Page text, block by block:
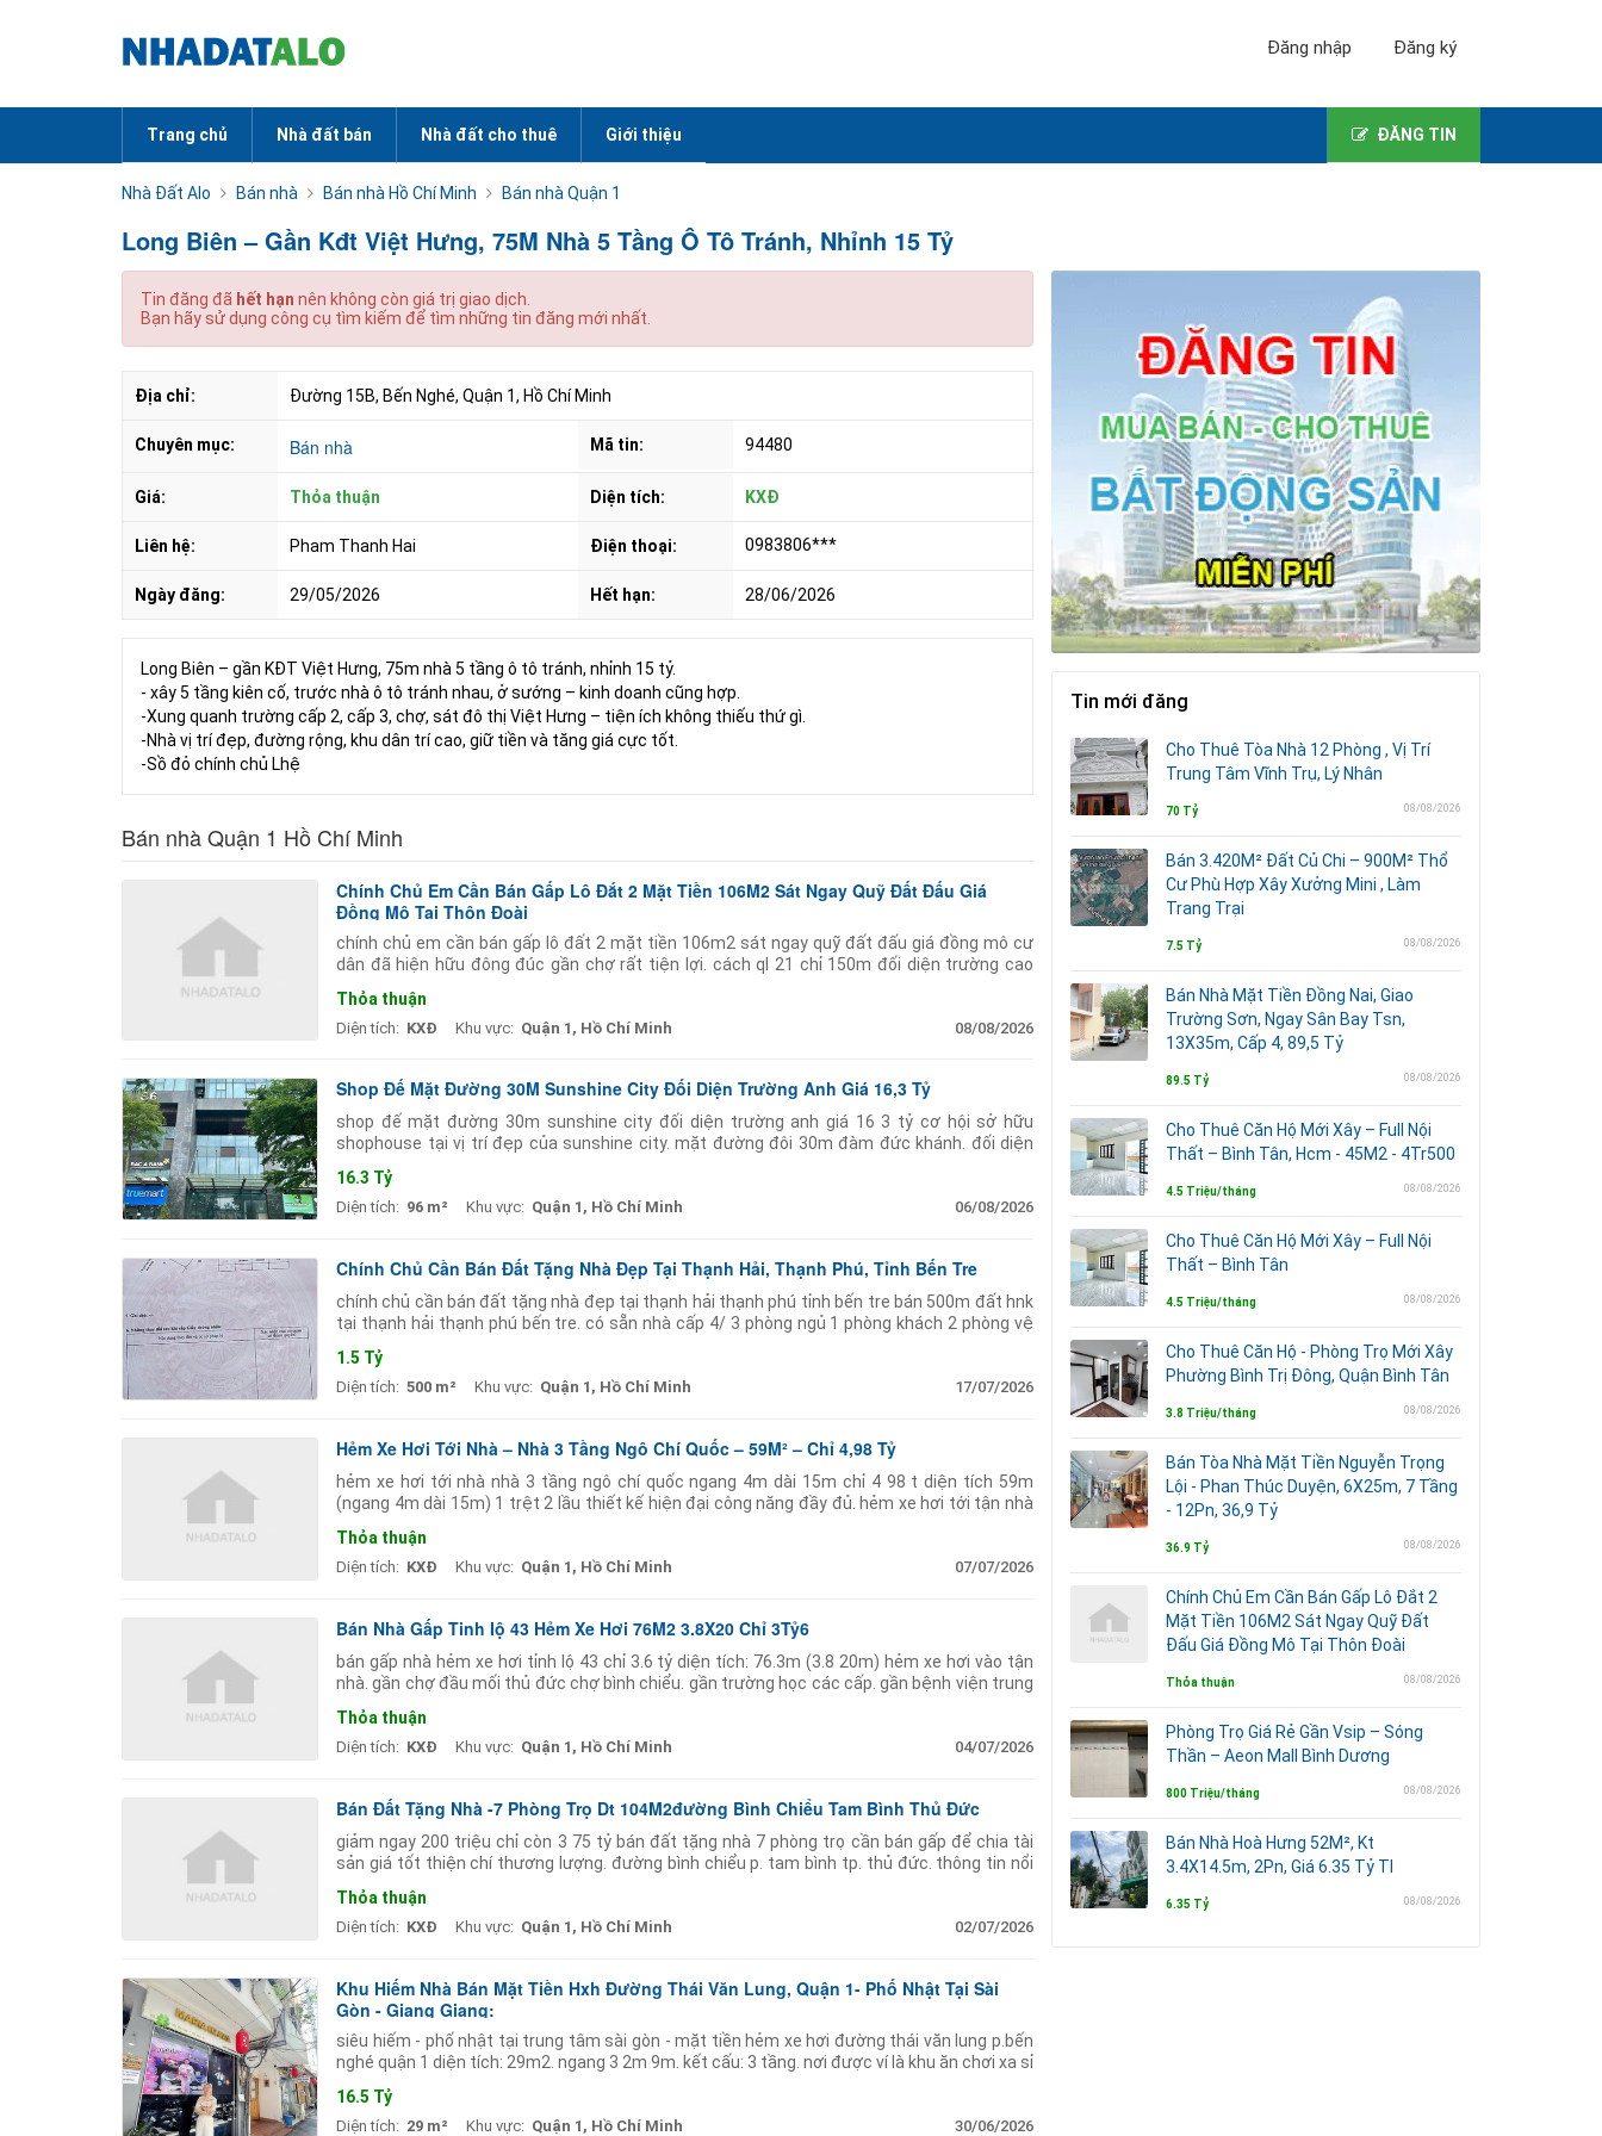
Đăng nhập Đăng ký
Trang chủ Nhà đất bán Nhà đất cho thuê Giới thiệu ĐĂNG TIN
Nhà Đất Alo Bán nhà Bán nhà Hồ Chí Minh Bán nhà Quận 1
Long Biên – Gần Kđt Việt Hưng, 75M Nhà 5 Tầng Ô Tô Tránh, Nhỉnh 15 Tỷ
Tin đăng đã hết hạn nên không còn giá trị giao dịch.
Bạn hãy sử dụng công cụ tìm kiếm để tìm những tin đăng mới nhất.
Địa chỉ: Đường 15B, Bến Nghé, Quận 1, Hồ Chí Minh
Chuyên mục: Bán nhà Mã tin: 94480
Giá: Thỏa thuận Diện tích: KXĐ
Liên hệ: Pham Thanh Hai Điện thoại: 0983806***
Ngày đăng: 29/05/2026 Hết hạn: 28/06/2026
Long Biên – gần KĐT Việt Hưng, 75m nhà 5 tầng ô tô tránh, nhỉnh 15 tỷ.
- xây 5 tầng kiên cố, trước nhà ô tô tránh nhau, ở sướng – kinh doanh cũng hợp.
-Xung quanh trường cấp 2, cấp 3, chợ, sát đô thị Việt Hưng – tiện ích không thiếu thứ gì.
-Nhà vị trí đẹp, đường rộng, khu dân trí cao, giữ tiền và tăng giá cực tốt.
-Sồ đỏ chính chủ Lhệ
Bán nhà Quận 1 Hồ Chí Minh
Chính Chủ Em Cần Bán Gấp Lô Đắt 2 Mặt Tiền 106M2 Sát Ngay Quỹ Đất Đấu Giá
Đồng Mô Tại Thôn Đoài
chính chủ em cần bán gấp lô đất 2 mặt tiền 106m2 sát ngay quỹ đất đấu giá đồng mô cư
dân đã hiện hữu đông đúc gần chợ rất tiện lợi. cách ql 21 chỉ 150m đối diện trường cao
Thỏa thuận
Diện tích: KXĐ Khu vực: Quận 1, Hồ Chí Minh 08/08/2026
Shop Đế Mặt Đường 30M Sunshine City Đối Diện Trường Anh Giá 16,3 Tỷ
shop đế mặt đường 30m sunshine city đối diện trường anh giá 16 3 tỷ cơ hội sở hữu
shophouse tại vị trí đẹp của sunshine city. mặt đường đôi 30m đàm đức khánh. đối diện
16.3 Tỷ
Diện tích: 96 m² Khu vực: Quận 1, Hồ Chí Minh 06/08/2026
Chính Chủ Cần Bán Đất Tặng Nhà Đẹp Tại Thạnh Hải, Thạnh Phú, Tỉnh Bến Tre
chính chủ cần bán đất tặng nhà đẹp tại thạnh hải thạnh phú tỉnh bến tre bán 500m đất hnk
tại thạnh hải thạnh phú bến tre. có sẵn nhà cấp 4/ 3 phòng ngủ 1 phòng khách 2 phòng vệ
1.5 Tỷ
Diện tích: 500 m² Khu vực: Quận 1, Hồ Chí Minh 17/07/2026
Hẻm Xe Hơi Tới Nhà – Nhà 3 Tầng Ngô Chí Quốc – 59M² – Chỉ 4,98 Tỷ
hẻm xe hơi tới nhà nhà 3 tầng ngô chí quốc ngang 4m dài 15m chỉ 4 98 t diện tích 59m
(ngang 4m dài 15m) 1 trệt 2 lầu thiết kế hiện đại công năng đầy đủ. hẻm xe hơi tới tận nhà
Thỏa thuận
Diện tích: KXĐ Khu vực: Quận 1, Hồ Chí Minh 07/07/2026
Bán Nhà Gấp Tinh Iộ 43 Hẻm Xe Hơi 76M2 3.8X20 Chỉ 3Tỷ6
bán gấp nhà hẻm xe hơi tỉnh lộ 43 chỉ 3.6 tỷ diện tích: 76.3m (3.8 20m) hẻm xe hơi vào tận
nhà. gần chợ đầu mối thủ đức chợ bình chiểu. gần trường học các cấp. gần bệnh viện trung
Thỏa thuận
Diện tích: KXĐ Khu vực: Quận 1, Hồ Chí Minh 04/07/2026
Bán Đất Tặng Nhà -7 Phòng Trọ Dt 104M2đường Bình Chiểu Tam Bình Thủ Đức
giảm ngay 200 triệu chỉ còn 3 75 tỷ bán đất tặng nhà 7 phòng trọ cần bán gấp để chia tài
sản giá tốt thiện chí thương lượng. đường bình chiểu p. tam bình tp. thủ đức. thông tin nổi
Thỏa thuận
Diện tích: KXĐ Khu vực: Quận 1, Hồ Chí Minh 02/07/2026
Khu Hiếm Nhà Bán Mặt Tiền Hxh Đường Thái Văn Lung, Quận 1- Phố Nhật Tại Sài
Gòn - Giang Giang:
siêu hiếm - phố nhật tại trung tâm sài gòn - mặt tiền hẻm xe hơi đường thái văn lung p.bến
nghé quận 1 diện tích: 29m2. ngang 3 2m 9m. kết cấu: 3 tầng. nơi được ví là khu ăn chơi xa sỉ
16.5 Tỷ
Diện tích: 29 m² Khu vực: Quận 1, Hồ Chí Minh 30/06/2026
Tin mới đăng
Cho Thuê Tòa Nhà 12 Phòng , Vị Trí
Trung Tâm Vĩnh Trụ, Lý Nhân
70 Tỷ 08/08/2026
Bán 3.420M² Đất Củ Chi – 900M² Thổ
Cư Phù Hợp Xây Xưởng Mini , Làm
Trang Trại
7.5 Tỷ 08/08/2026
Bán Nhà Mặt Tiền Đồng Nai, Giao
Trường Sơn, Ngay Sân Bay Tsn,
13X35m, Cấp 4, 89,5 Tỷ
89.5 Tỷ 08/08/2026
Cho Thuê Căn Hộ Mới Xây – Full Nội
Thất – Bình Tân, Hcm - 45M2 - 4Tr500
4.5 Triệu/tháng 08/08/2026
Cho Thuê Căn Hộ Mới Xây – Full Nội
Thất – Bình Tân
4.5 Triệu/tháng 08/08/2026
Cho Thuê Căn Hộ - Phòng Trọ Mới Xây
Phường Bình Trị Đông, Quận Bình Tân
3.8 Triệu/tháng 08/08/2026
Bán Tòa Nhà Mặt Tiền Nguyễn Trọng
Lội - Phan Thúc Duyện, 6X25m, 7 Tầng
- 12Pn, 36,9 Tỷ
36.9 Tỷ 08/08/2026
Chính Chủ Em Cần Bán Gấp Lô Đắt 2
Mặt Tiền 106M2 Sát Ngay Quỹ Đất
Đấu Giá Đồng Mô Tại Thôn Đoài
Thỏa thuận 08/08/2026
Phòng Trọ Giá Rẻ Gần Vsip – Sóng
Thần – Aeon Mall Bình Dương
800 Triệu/tháng 08/08/2026
Bán Nhà Hoà Hưng 52M², Kt
3.4X14.5m, 2Pn, Giá 6.35 Tỷ Tl
6.35 Tỷ 08/08/2026